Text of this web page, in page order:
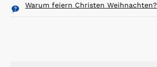
Warum feiern Christen Weihnachten?